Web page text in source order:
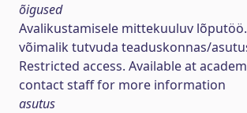
õigused
Avalikustamisele mittekuuluv
võimalik tutvuda teaduskonnas/
Restricted access. Available at
contact staff for more information
asutus